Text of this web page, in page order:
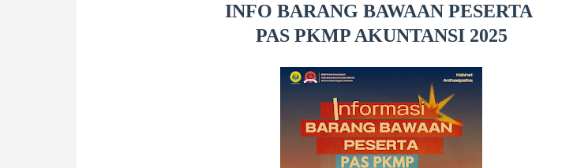
INFO BARANG BAWAAN PESERTA
PAS PKMP AKUNTANSI 2025